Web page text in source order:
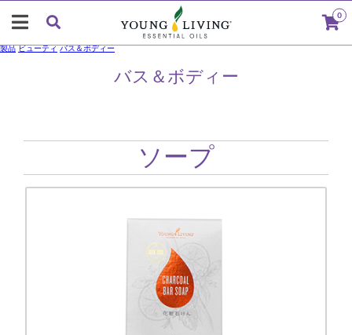
0
バス＆ボディー
製品 ビューティ バス＆ボディー
ソープ